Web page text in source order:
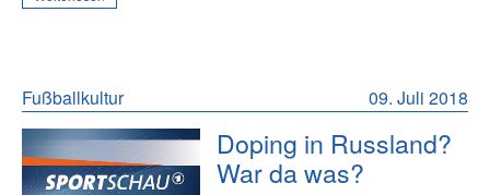
09. Juli 2018
Fußballkultur
Doping in Russland?
War da was?